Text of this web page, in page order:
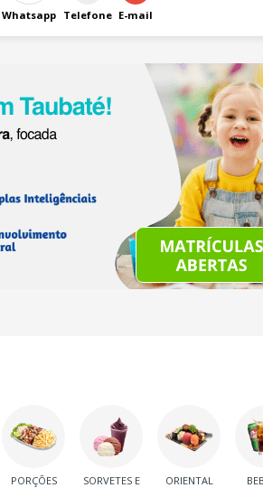
Whatsapp Telefone E-mail
PORÇÕES
SORVETES E
ORIENTAL